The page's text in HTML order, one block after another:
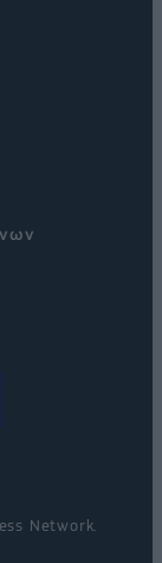
Network.